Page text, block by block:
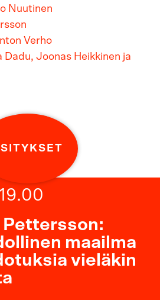
Nuutinen
Verho
Dadu, Joonas Heikkinen ja
Pettersson:
maailma
vieläkin